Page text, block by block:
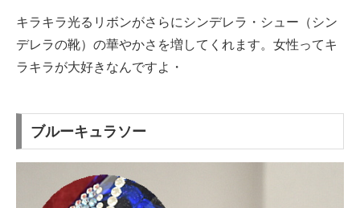
キラキラ光るリボンがさらにシンデレラ・シュー（シン
デレラの靴）の華やかさを増してくれます。女性ってキ
ラキラが大好きなんですよ・
ブルーキュラソー